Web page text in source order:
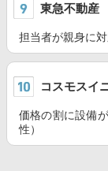
東急不動産
担当者が親身に
コスモスイ
価格の割に設備
性）